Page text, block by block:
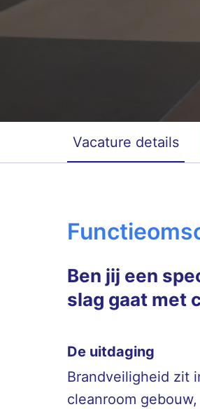
Vacature details
Ben jij een
slag gaat met
De uitdaging
Brandveiligheid zit
cleanroom